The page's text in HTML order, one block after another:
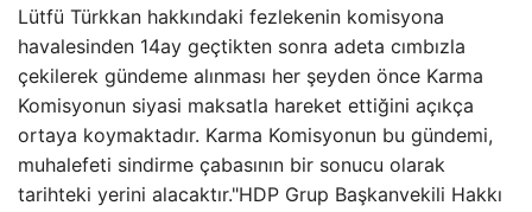
Lütfü Türkkan hakkındaki fezlekenin komisyona
havalesinden 14ay geçtikten sonra adeta cımbızla
çekilerek gündeme alınması her şeyden önce Karma
Komisyonun siyasi maksatla hareket ettiğini açıkça
ortaya koymaktadır. Karma Komisyonun bu gündemi,
muhalefeti sindirme çabasının bir sonucu olarak
tarihteki yerini alacaktır."HDP Grup Başkanvekili Hakkı